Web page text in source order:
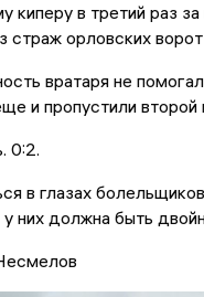
киперу в третий раз
страж орловских
вратаря не
и пропустили
0:2.
в глазах
них должна быть